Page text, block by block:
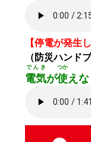
【停電が発生
（防災ハンド
電気
でんき
が使
つか
え